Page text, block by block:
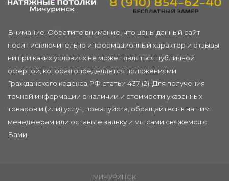
Внимание! Обратите внимание, что цены данный сайт
носит исключительно информационный характер и отзывы
ни при каких условиях не может являться публичной
офертой, которая определяется положениями
Гражданского кодекса РФ статьи 437 (2). Для получения
точной информации о наличии и стоимости указанных
товаров и (или) услуг, пожалуйста, обращайтесь к нашим
менеджерам или оставьте заявку и мы сами свяжемся с
Вами.
МИЧУРИНСК